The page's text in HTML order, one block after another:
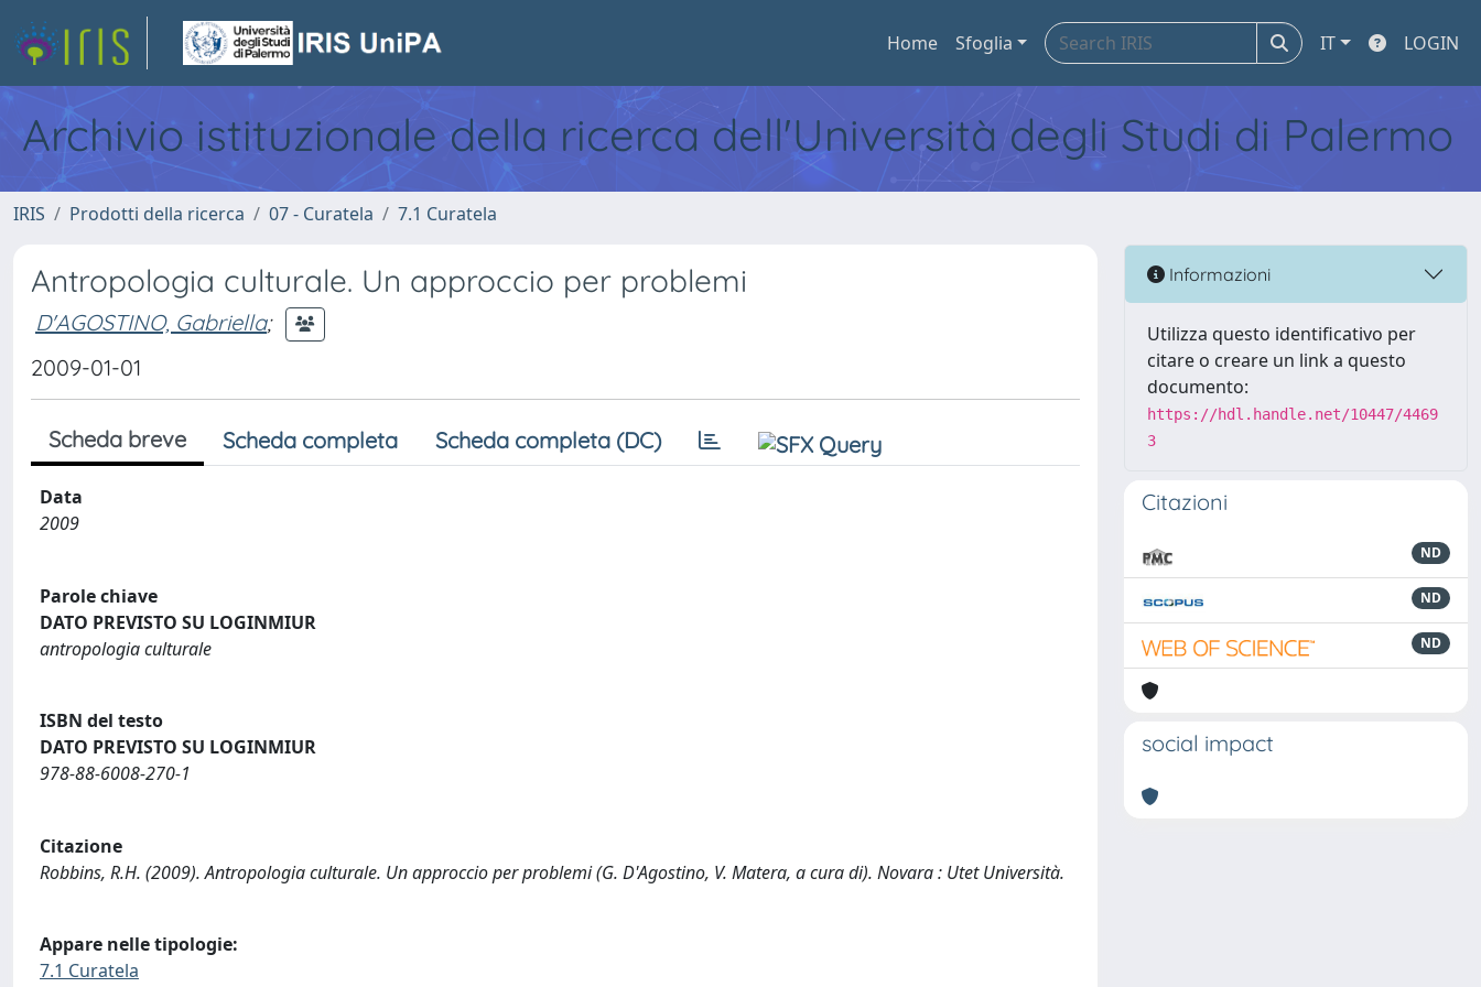
Home Sfoglia IT LOGIN
Archivio istituzionale della ricerca dell'Università degli Studi di Palermo
IRIS Prodotti della ricerca 07 - Curatela 7.1 Curatela
Antropologia culturale. Un approccio per problemi
D'AGOSTINO, Gabriella;
2009-01-01
Scheda breve Scheda completa Scheda completa (DC)
Data
2009
Parole chiave
DATO PREVISTO SU LOGINMIUR
antropologia culturale
ISBN del testo
DATO PREVISTO SU LOGINMIUR
978-88-6008-270-1
Citazione
Robbins, R.H. (2009). Antropologia culturale. Un approccio per problemi (G. D'Agostino, V. Matera, a cura di). Novara : Utet Università.
Appare nelle tipologie:
7.1 Curatela
Informazioni
Utilizza questo identificativo per
citare o creare un link a questo
documento:
https://hdl.handle.net/10447/4469
3
Citazioni
ND
ND
ND
social impact